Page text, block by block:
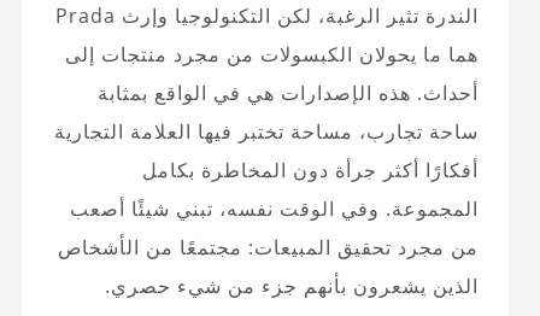
الندرة تثير الرغبة، لكن التكنولوجيا وإرث Prada
هما ما يحولان الكبسولات من مجرد منتجات إلى
أحداث. هذه الإصدارات هي في الواقع بمثابة
ساحة تجارب، مساحة تختبر فيها العلامة التجارية
أفكارًا أكثر جرأة دون المخاطرة بكامل
المجموعة. وفي الوقت نفسه، تبني شيئًا أصعب
من مجرد تحقيق المبيعات: مجتمعًا من الأشخاص
الذين يشعرون بأنهم جزء من شيء حصري.